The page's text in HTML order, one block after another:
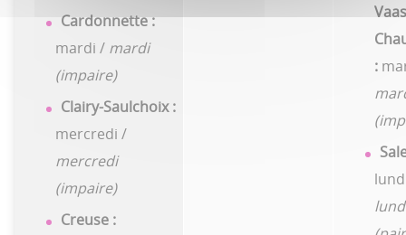
Cardonnette :
mardi / mardi
(impaire)
Clairy-Saulchoix :
mercredi /
mercredi
(impaire)
Creuse :
: